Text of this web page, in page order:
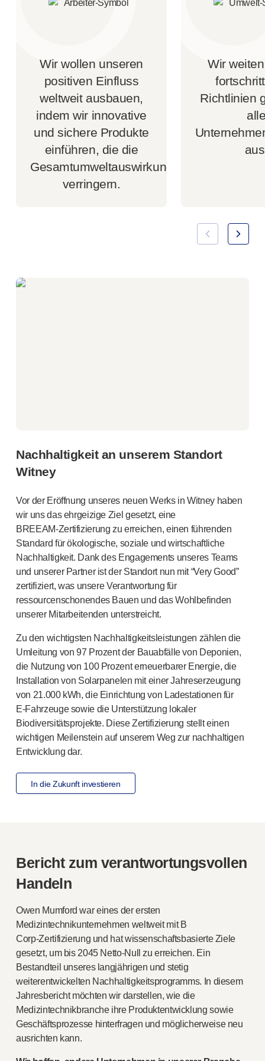
Wir wollen unseren
positiven Einfluss
weltweit ausbauen,
indem wir innovative
und sichere Produkte
einführen, die die
Gesamtumweltauswirkungen
verringern.
Wir
Richtlinien
Nachhaltigkeit an unserem Standort
Witney
Vor der Eröffnung unseres neuen Werks in Witney haben
wir uns das ehrgeizige Ziel gesetzt, eine
BREEAM-Zertifizierung zu erreichen, einen führenden
Standard für ökologische, soziale und wirtschaftliche
Nachhaltigkeit. Dank des Engagements unseres Teams
und unserer Partner ist der Standort nun mit “Very Good”
zertifiziert, was unsere Verantwortung für
ressourcenschonendes Bauen und das Wohlbefinden
unserer Mitarbeitenden unterstreicht.
Zu den wichtigsten Nachhaltigkeitsleistungen zählen die
Umleitung von 97 Prozent der Bauabfälle von Deponien,
die Nutzung von 100 Prozent erneuerbarer Energie, die
Installation von Solarpanelen mit einer Jahreserzeugung
von 21.000 kWh, die Einrichtung von Ladestationen für
E-Fahrzeugesowie die Unterstützung lokaler
Biodiversitätsprojekte. Diese Zertifizierung stellt einen
wichtigen Meilenstein auf unserem Weg zur nachhaltigen
Entwicklung dar.
In die Zukunft investieren
Bericht zum verantwortungsvollen
Handeln
Owen Mumford war eines der ersten
Medizintechnikunternehmen weltweit mit B
Corp-Zertifizierung und hat wissenschaftsbasierte Ziele
gesetzt, um bis 2045 Netto-Null
zu erreichen. Ein
Bestandteil unseres langjährigen und stetig
weiterentwickelten Nachhaltigkeitsprogramms. In diesem
Jahresbericht möchten wir darstellen, wie die
Medizintechnikbranche ihre Produktentwicklung sowie
Geschäftsprozesse hinterfragen und möglicherweise neu
ausrichten kann.